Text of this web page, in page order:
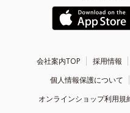
会社案内TOP 採用情報
個人情報保護について
オンラインショップ利用規